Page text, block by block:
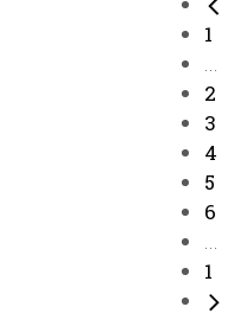
1
...
2
3
4
5
6
...
1